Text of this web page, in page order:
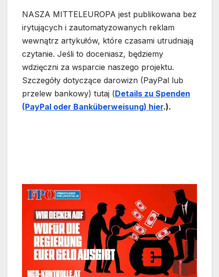
NASZA MITTELEUROPA jest publikowana bez
irytujących i zautomatyzowanych reklam
wewnątrz artykułów, które czasami utrudniają
czytanie. Jeśli to doceniasz, będziemy
wdzięczni za wsparcie naszego projektu.
Szczegóły dotyczące darowizn (PayPal lub
przelew bankowy) tutaj (Details zu Spenden
(PayPal oder Banküberweisung) hier.).